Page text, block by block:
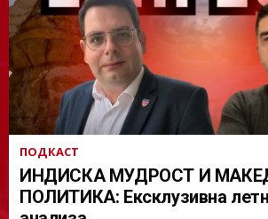
ПОДКАСТ
ИНДИСКА МУДРОСТ И
ПОЛИТИКА: Ексклузивна